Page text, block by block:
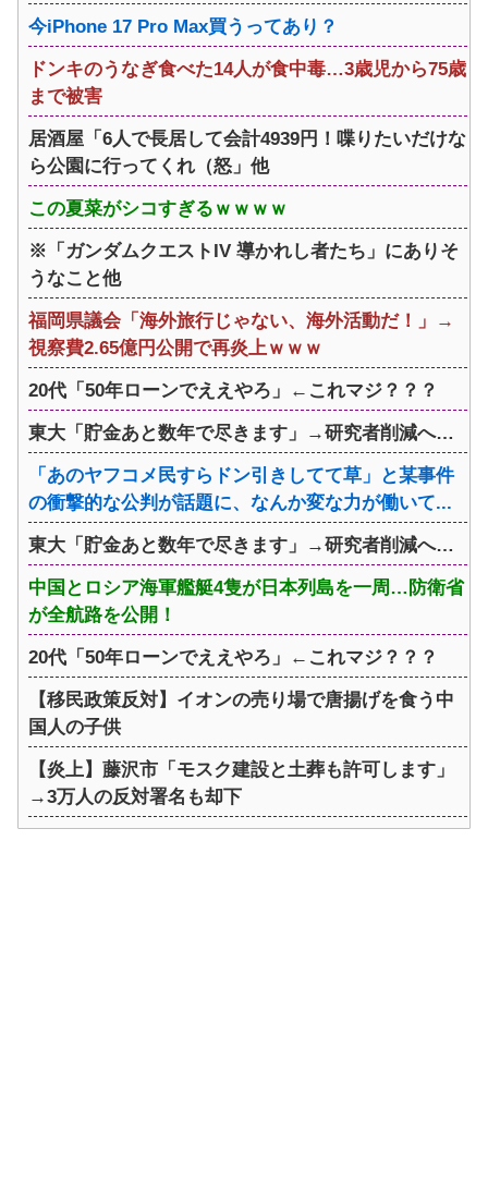
今iPhone 17 Pro Max買うってあり？
ドンキのうなぎ食べた14人が食中毒…3歳児から75歳
まで被害
居酒屋「6人で長居して会計4939円！喋りたいだけな
ら公園に行ってくれ（怒」他
この夏菜がシコすぎるｗｗｗｗ
※「ガンダムクエストIV 導かれし者たち」にありそ
うなこと他
福岡県議会「海外旅行じゃない、海外活動だ！」→
視察費2.65億円公開で再炎上ｗｗｗ
20代「50年ローンでええやろ」←これマジ？？？
東大「貯金あと数年で尽きます」→研究者削減へ…
「あのヤフコメ民すらドン引きしてて草」と某事件
の衝撃的な公判が話題に、なんか変な力が働いて...
東大「貯金あと数年で尽きます」→研究者削減へ…
中国とロシア海軍艦艇4隻が日本列島を一周…防衛省
が全航路を公開！
20代「50年ローンでええやろ」←これマジ？？？
【移民政策反対】イオンの売り場で唐揚げを食う中
国人の子供
【炎上】藤沢市「モスク建設と土葬も許可します」
→3万人の反対署名も却下